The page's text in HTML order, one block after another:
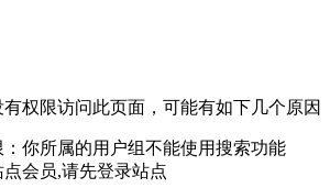
权限访问此页面，可能有如下几个原因
：你所属的用户组不能使用搜索功能
会员,请先登录站点